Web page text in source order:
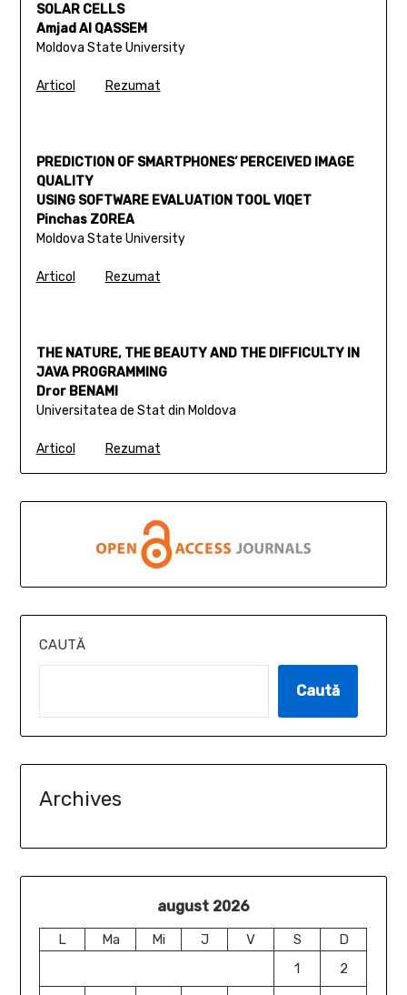
SOLAR CELLS
Amjad Al QASSEM
Moldova State University
Articol Rezumat
PREDICTION OF SMARTPHONES’ PERCEIVED IMAGE
QUALITY
USING SOFTWARE EVALUATION TOOL VIQET
Pinchas ZOREA
Moldova State University
Articol Rezumat
THE NATURE, THE BEAUTY AND THE DIFFICULTY IN
JAVA PROGRAMMING
Dror BENAMI
Universitatea de Stat din Moldova
Articol Rezumat
CAUTĂ
Caută
Archives
august 2026
L Ma Mi J V S
D
1
2